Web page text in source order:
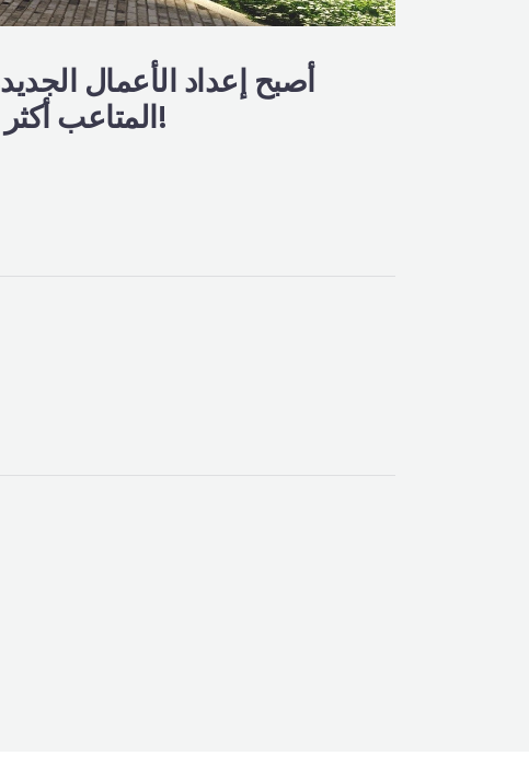
أصبح إعداد الأعمال
المتاعب أكثر من أي وقت مضى. اتصلوا بنا الآن للحصول على استشارتكم المجانية!